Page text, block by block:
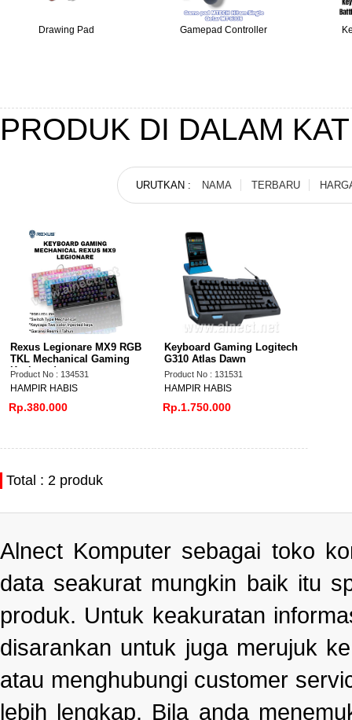
Drawing Pad Gamepad Controller
PRODUK DI DALAM
URUTKAN : NAMA TERBARU
Rp.380.000
Rexus Legionare MX9 RGB
TKL Mechanical Gaming
Keyboard
Product No : 134531
HAMPIR HABIS
Rp.1.750.000
Keyboard Gaming Logitech
G310 Atlas Dawn
Product No : 131531
HAMPIR HABIS
Total : 2 produk
Alnect Komputer sebagai toko
data seakurat mungkin baik itu
produk. Untuk keakuratan
disarankan untuk juga merujuk
atau menghubungi customer
lebih lengkap. Bila anda